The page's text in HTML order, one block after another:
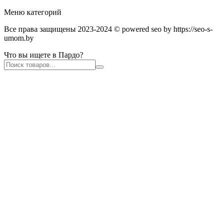
Меню категорий
Все права защищены 2023-2024 © powered seo by https://seo-s-
umom.by
Что вы ищете в Пардо?